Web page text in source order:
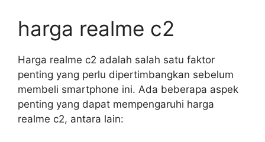
harga realme c2
Harga realme c2 adalah salah satu faktor
penting yang perlu dipertimbangkan sebelum
membeli smartphone ini. Ada beberapa aspek
penting yang dapat mempengaruhi harga
realme c2, antara lain: